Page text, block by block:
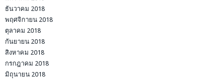
ธันวาคม 2018
พฤศจิกายน 2018
ตุลาคม 2018
กันยายน 2018
สิงหาคม 2018
กรกฎาคม 2018
มิถุนายน 2018